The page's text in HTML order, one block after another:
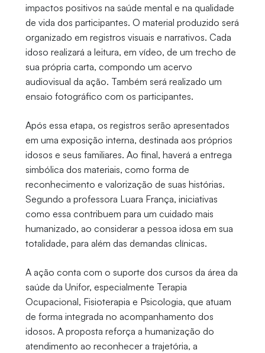
impactos positivos na saúde mental e na qualidade
de vida dos participantes. O material produzido será
organizado em registros visuais e narrativos. Cada
idoso realizará a leitura, em vídeo, de um trecho de
sua própria carta, compondo um acervo
audiovisual da ação. Também será realizado um
ensaio fotográfico com os participantes.
Após essa etapa, os registros serão apresentados
em uma exposição interna, destinada aos próprios
idosos e seus familiares. Ao final, haverá a entrega
simbólica dos materiais, como forma de
reconhecimento e valorização de suas histórias.
Segundo a professora Luara França, iniciativas
como essa contribuem para um cuidado mais
humanizado, ao considerar a pessoa idosa em sua
totalidade, para além das demandas clínicas.
A ação conta com o suporte dos cursos da área da
saúde da Unifor, especialmente Terapia
Ocupacional, Fisioterapia e Psicologia, que atuam
de forma integrada no acompanhamento dos
idosos. A proposta reforça a humanização do
atendimento ao reconhecer a trajetória, a